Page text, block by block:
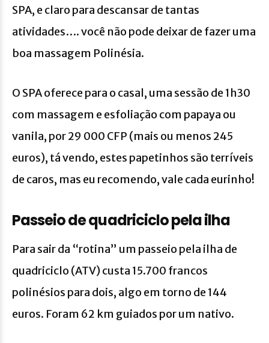
SPA, e claro para descansar de tantas
atividades…. você não pode deixar de fazer uma
boa massagem Polinésia.
O SPA oferece para o casal, uma sessão de 1h30
com massagem e esfoliação com papaya ou
vanila, por 29 000 CFP (mais ou menos 245
euros), tá vendo, estes papetinhos são terríveis
de caros, mas eu recomendo, vale cada eurinho!
Passeio de quadriciclo pela ilha
Para sair da “rotina” um passeio pela ilha de
quadriciclo (ATV) custa 15.700 francos
polinésios para dois, algo em torno de 144
euros. Foram 62 km guiados por um nativo.